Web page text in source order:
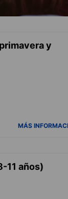
y
MÁS
11 años)